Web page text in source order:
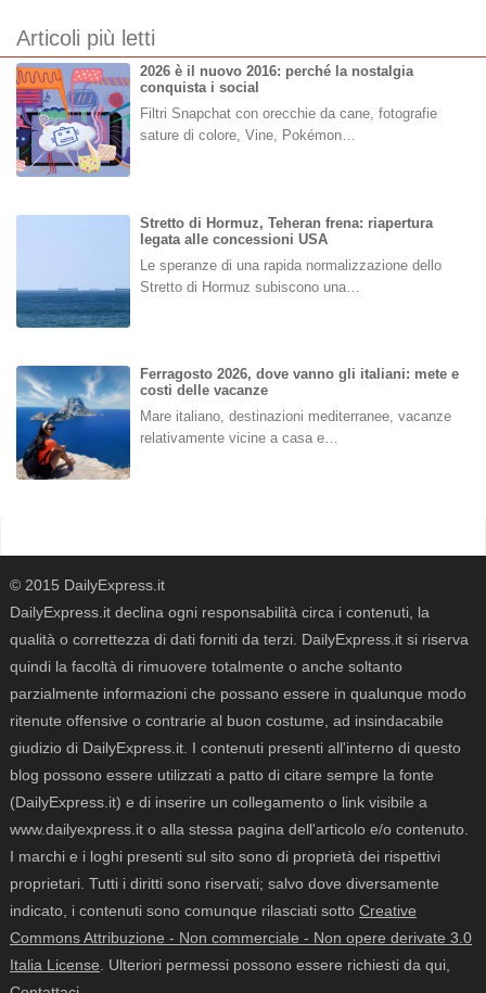
Articoli più letti
2026 è il nuovo 2016: perché la nostalgia
conquista i social
Filtri Snapchat con orecchie da cane, fotografie
sature di colore, Vine, Pokémon…
Stretto di Hormuz, Teheran frena: riapertura
legata alle concessioni USA
Le speranze di una rapida normalizzazione dello
Stretto di Hormuz subiscono una…
Ferragosto 2026, dove vanno gli italiani: mete e
costi delle vacanze
Mare italiano, destinazioni mediterranee, vacanze
relativamente vicine a casa e…
© 2015 DailyExpress.it
DailyExpress.it declina ogni responsabilità circa i contenuti, la
qualità o correttezza di dati forniti da terzi. DailyExpress.it si riserva
quindi la facoltà di rimuovere totalmente o anche soltanto
parzialmente informazioni che possano essere in qualunque modo
ritenute offensive o contrarie al buon costume, ad insindacabile
giudizio di DailyExpress.it. I contenuti presenti all'interno di questo
blog possono essere utilizzati a patto di citare sempre la fonte
(DailyExpress.it) e di inserire un collegamento o link visibile a
www.dailyexpress.it o alla stessa pagina dell'articolo e/o contenuto.
I marchi e i loghi presenti sul sito sono di proprietà dei rispettivi
proprietari. Tutti i diritti sono riservati; salvo dove diversamente
indicato, i contenuti sono comunque rilasciati sotto Creative
Commons Attribuzione - Non commerciale - Non opere derivate 3.0
Italia License . Ulteriori permessi possono essere richiesti da qui,